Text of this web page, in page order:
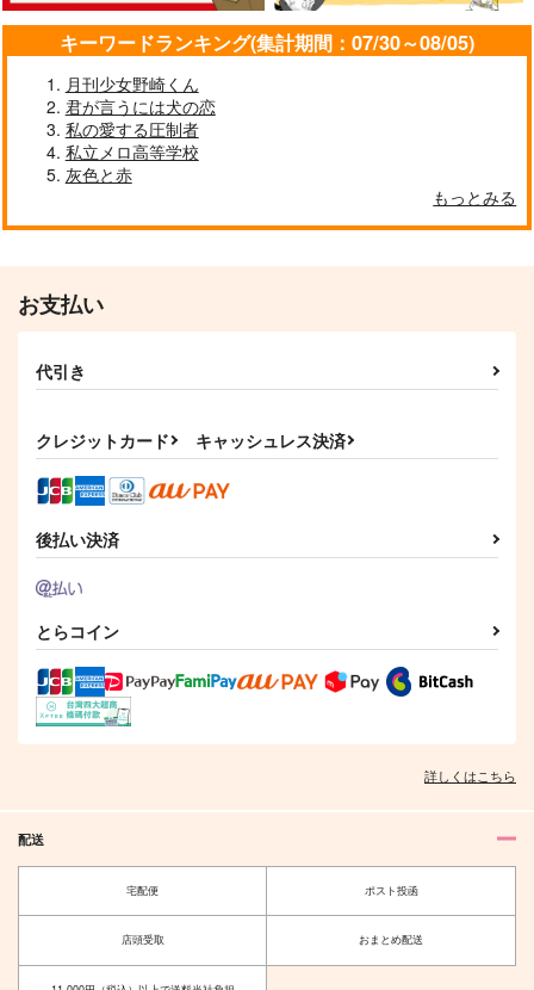
キーワードランキング(集計期間：07/30～08/05)
月刊少女野崎くん
君が言うには犬の恋
私の愛する圧制者
私立メロ高等学校
灰色と赤
もっとみる
お支払い
代引き
クレジットカード キャッシュレス決済
後払い決済
とらコイン
詳しくはこちら
配送
宅配便 ポスト投函
店頭受取 おまとめ配送